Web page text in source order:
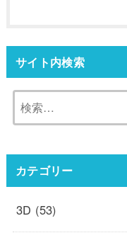
サイト内検索
カテゴリー
3D (53)